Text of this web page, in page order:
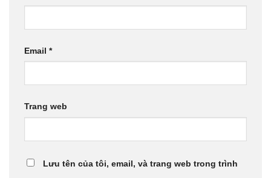
Email *
Trang web
Lưu tên của tôi, email, và trang web trong trình